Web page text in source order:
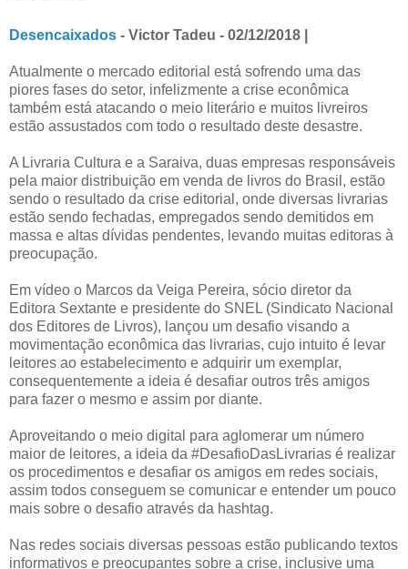
Desencaixados - Victor Tadeu - 02/12/2018 |
Atualmente o mercado editorial está sofrendo uma das
piores fases do setor, infelizmente a crise econômica
também está atacando o meio literário e muitos livreiros
estão assustados com todo o resultado deste desastre.
A Livraria Cultura e a Saraiva, duas empresas responsáveis
pela maior distribuição em venda de livros do Brasil, estão
sendo o resultado da crise editorial, onde diversas livrarias
estão sendo fechadas, empregados sendo demitidos em
massa e altas dívidas pendentes, levando muitas editoras à
preocupação.
Em vídeo o Marcos da Veiga Pereira, sócio diretor da
Editora Sextante e presidente do SNEL (Sindicato Nacional
dos Editores de Livros), lançou um desafio visando a
movimentação econômica das livrarias, cujo intuito é levar
leitores ao estabelecimento e adquirir um exemplar,
consequentemente a ideia é desafiar outros três amigos
para fazer o mesmo e assim por diante.
Aproveitando o meio digital para aglomerar um número
maior de leitores, a ideia da #DesafioDasLivrarias é realizar
os procedimentos e desafiar os amigos em redes sociais,
assim todos conseguem se comunicar e entender um pouco
mais sobre o desafio através da hashtag.
Nas redes sociais diversas pessoas estão publicando textos
informativos e preocupantes sobre a crise, inclusive uma